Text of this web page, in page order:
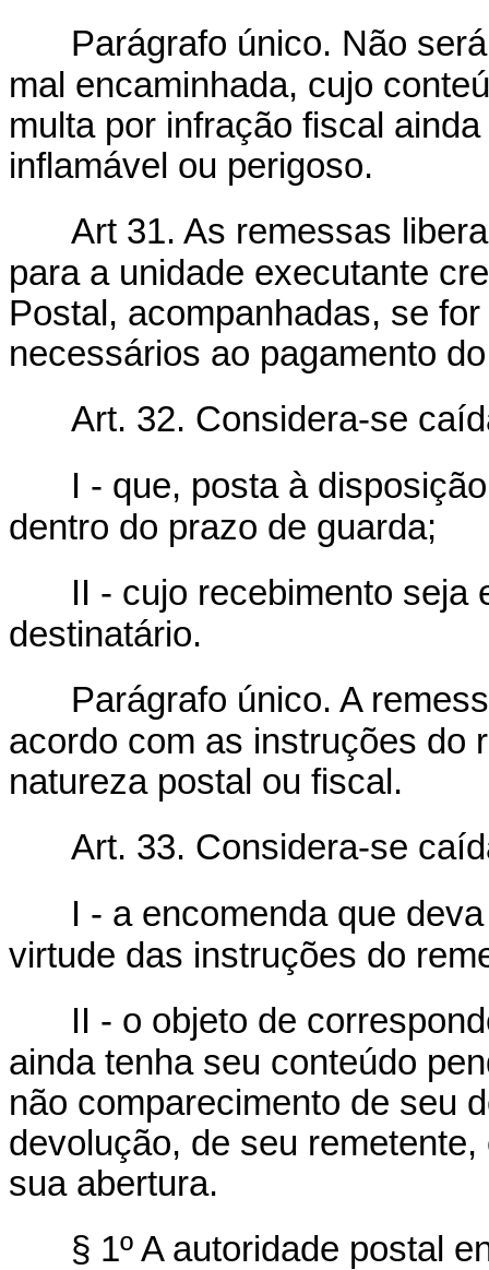
Parágrafo único. Não
mal encaminhada, cujo
multa por infração fiscal
inflamável ou perigoso.
Art 31. As remessas
para a unidade executante
Postal, acompanhadas, se
necessários ao pagamento
Art. 32. Considera-se
I - que, posta à
dentro do prazo de guarda;
II - cujo recebimento seja
destinatário.
Parágrafo único. A
acordo com as instruções do
natureza postal ou fiscal.
Art. 33. Considera-se
I - a encomenda que
virtude das instruções do
II - o objeto de
ainda tenha seu conteúdo
não comparecimento de seu
devolução, de seu
sua abertura.
§ 1º A autoridade postal